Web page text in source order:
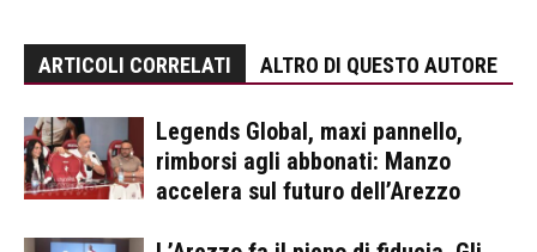
ARTICOLI CORRELATI ALTRO DI QUESTO AUTORE
Legends Global, maxi pannello,
rimborsi agli abbonati: Manzo
accelera sul futuro dell’Arezzo